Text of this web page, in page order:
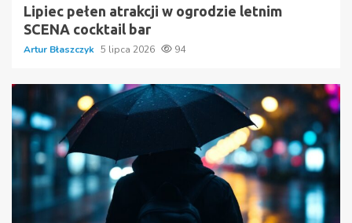
Lipiec pełen atrakcji w ogrodzie letnim
SCENA cocktail bar
Artur Błaszczyk 5 lipca 2026 94